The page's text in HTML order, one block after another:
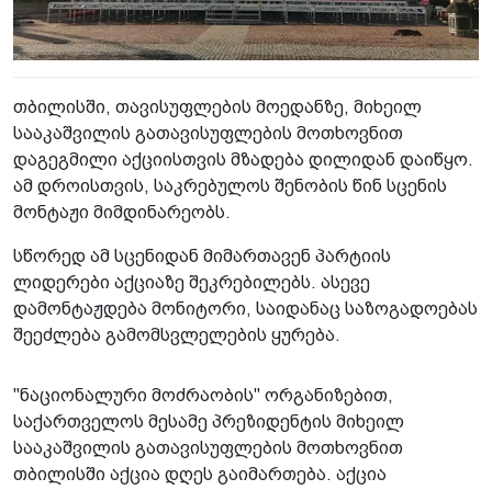
თბილისში, თავისუფლების მოედანზე, მიხეილ
სააკაშვილის გათავისუფლების მოთხოვნით
დაგეგმილი აქციისთვის მზადება დილიდან დაიწყო.
ამ დროისთვის, საკრებულოს შენობის წინ სცენის
მონტაჟი მიმდინარეობს.
სწორედ ამ სცენიდან მიმართავენ პარტიის
ლიდერები აქციაზე შეკრებილებს. ასევე
დამონტაჟდება მონიტორი, საიდანაც საზოგადოებას
შეეძლება გამომსვლელების ყურება.
"ნაციონალური მოძრაობის" ორგანიზებით,
საქართველოს მესამე პრეზიდენტის მიხეილ
სააკაშვილის გათავისუფლების მოთხოვნით
თბილისში აქცია დღეს გაიმართება. აქცია